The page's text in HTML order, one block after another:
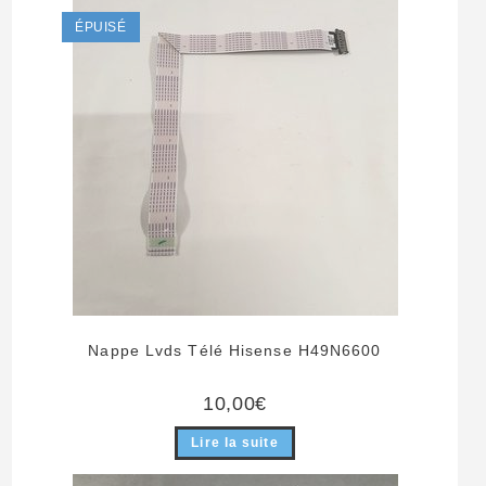
ÉPUISÉ
Nappe Lvds Télé Hisense H49N6600
10,00€
Lire la suite